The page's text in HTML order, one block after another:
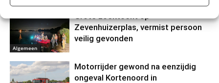
Algemeen
Grote zoektocht op
Zevenhuizerplas, vermist persoon
veilig gevonden
Motorrijder gewond na eenzijdig
ongeval Kortenoord in